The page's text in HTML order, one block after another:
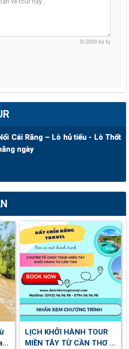
0/2000 ký tự
Cái Răng – Lò hủ tiếu - Lò Thốt
ngày
LỊCH KHỞI HÀNH TOUR
MIỀN TÂY TỪ CẦN THƠ &